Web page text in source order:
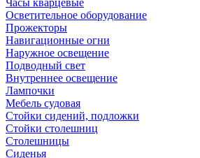
Часы кварцевые
Осветительное оборудование
Прожекторы
Навигационные огни
Наружное освещение
Подводный свет
Внутреннее освещение
Лампочки
Мебель судовая
Стойки сидений, подложки
Стойки столешниц
Столешницы
Сиденья